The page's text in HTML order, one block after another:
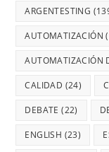
ARGENTESTING
AUTOMATIZACIÓN
AUTOMATIZACIÓN
CALIDAD (24)
DEBATE (22)
ENGLISH (23)